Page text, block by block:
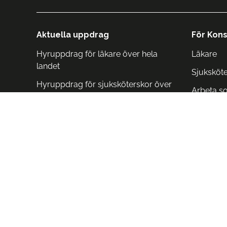
Aktuella uppdrag
Hyruppdrag för läkare över hela
landet
Hyruppdrag för sjuksköterskor över
För
Läkare
Arbeta